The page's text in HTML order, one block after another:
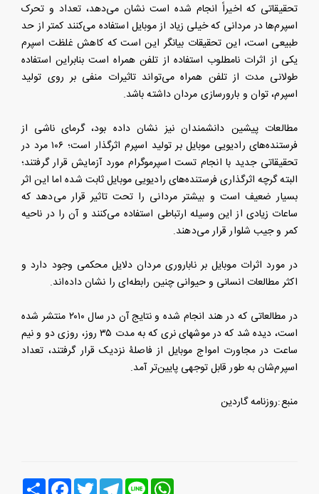
تحقیقاتی که اخیراً انجام شده است نشان می‌دهد، تعداد و تحرک
اسپرم‌ها در مردانی که خیلی زیاد از موبایل استفاده می‌کنند کمتر از حد
طبیعی است، این تحقیقات بیانگر این است که کاهش غلظت اسپرم
یکی از اثرات نامطلوب استفاده از تلفن همراه است بنابراین استفاده
طولانی مدت از تلفن همراه می‌تواند تاثیرات منفی بر روی تولید
اسپرم، توان و بارورسازی مردان داشته باشد.
مطالعات پیشین دانشمندان نیز نشان داده بود، گرمای ناشی از
فرستنده‌های رادیویی موبایل بر تولید اسپرم اثرگذار است؛ ۱۰۶ مرد در
تحقیقاتی جدید با انجام تست اسپرموگرام مورد آزمایش قرار گرفتند؛
البته گرچه اثرگذاری فرستنده‌های رادیویی موبایل ثابت شده اما این اثر
بسیار ضعیف است و بیشتر مردانی را تحت تاثیر قرار می‌دهد که
ساعات زیادی از این وسیله ارتباطی استفاده می‌کنند و آن را در ناحیه
کمر و جیب شلوار قرار می‌دهند.
در مورد اثرات موبایل بر ناباروری مردان دلایل محکمی وجود دارد و
اکثر مطالعات انسانی و حیوانی چنین رابطه‌ای را نشان داده‌اند.
در مطالعاتی که در هند انجام شده و نتایج آن در سال ۲۰۱۰ منتشر شده
است، دیده شد که در موشهای نری که به مدت ۳۵ روز، روزی دو و نیم
ساعت در مجاورت امواج موبایل از فاصلۀ نزدیک قرار گرفتند، تعداد
اسپرم‌شان به طور قابل توجهی پایین‌تر آمد.
منبع:روزنامه گاردین
اشتراک
FacebookTwitter
Telegram Line
WhatsApp